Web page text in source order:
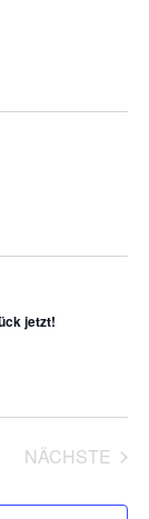
jetzt!
NÄCHSTE